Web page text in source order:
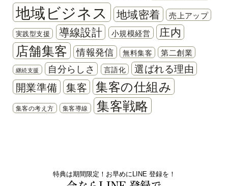
地域ビジネス 地域密着 売上アップ
実践型支援 導線設計 小規模経営 庄内
店舗集客 情報発信 無料集客 第二創業
継続支援 自分らしさ 言語化 選ばれる理由
開業準備 集客 集客の仕組み
集客の考え方 集客導線 集客戦略
特典は期間限定！お早めにLINE 登録を！